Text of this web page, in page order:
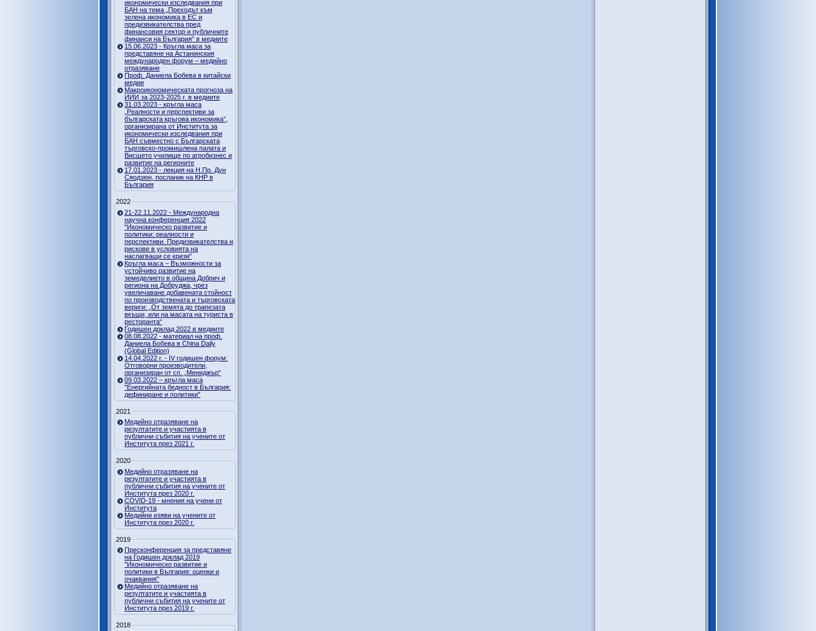
икономически изследвания при
БАН на тема „Преходът към
зелена икономика в ЕС и
предизвикателства пред
финансовия сектор и публичните
финанси на България“ в медиите
15.06.2023 - Кръгла маса за
представяне на Астанинския
международен форум – медийно
отразяване
Проф. Даниела Бобева в китайски
медии
Макроикономическата прогноза на
ИИИ за 2023-2025 г. в медиите
31.03.2023 - кръгла маса
„Реалности и перспективи за
българската кръгова икономика”,
организирана от Института за
икономически изследвания при
БАН съвместно с Българската
търговско-промишлена палата и
Висшето училище по агробизнес и
развитие на регионите
17.01.2023 - лекция на Н.Пр. Дун
Сяодзюн, посланик на КНР в
България
2022
21-22.11.2022 - Международна
научна конференция 2022
"Икономическо развитие и
политики: реалности и
перспективи. Предизвикателства и
рискове в условията на
наслагващи се кризи"
Кръгла маса – Възможности за
устойчиво развитие на
земеделието в община Добрич и
региона на Добруджа, чрез
увеличаване добавената стойност
по производствената и търговската
вериги: „От земята до трапезата
вкъщи, или на масата на туриста в
ресторанта“
Годишен доклад 2022 в медиите
08.08.2022 - материал на проф.
Даниела Бобева в China Daily
(Global Edition)
14.04.2022 г. - IV годишен форум:
Отговорни производители,
организиран от сп. „Мениджър“
09.03.2022 – кръгла маса
"Енергийната бедност в България:
дефиниране и политики"
2021
Медийно отразяване на
резултатите и участията в
публични събития на учените от
Института през 2021 г.
2020
Медийно отразяване на
резултатите и участията в
публични събития на учените от
Института през 2020 г.
COVID-19 - мнения на учени от
Института
Медийни изяви на учените от
Института през 2020 г.
2019
Пресконференция за представяне
на Годишен доклад 2019
"Икономическо развитие и
политики в България: оценки и
очаквания"
Медийно отразяване на
резултатите и участията в
публични събития на учените от
Института през 2019 г.
2018